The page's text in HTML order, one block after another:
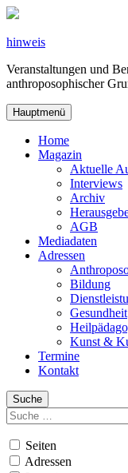
Zum
springen
hinweis
Veranstaltungen und
anthroposophischer
Hauptmenü
Home
Magazin
Aktuelle
Interviews
Archiv
AGB
Mediadaten
Adressen
Bildung
Gesundheit
Kunst &
Termine
Kontakt
Suche
Suchen
nach:
Seiten
Adressen